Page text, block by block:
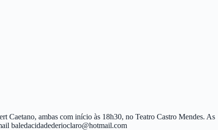
Caetano, ambas com início às 18h30, no Teatro Castro Mendes. As
baledacidadederioclaro@hotmail.com